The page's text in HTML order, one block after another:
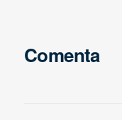
Comenta